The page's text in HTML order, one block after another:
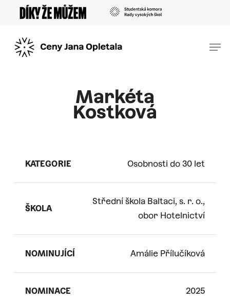
content
Markéta
Kostková
KATEGORIE Osobnosti do 30 let
ŠKOLA
Střední škola Baltaci, s. r. o.,
obor Hotelnictví
NOMINUJÍCÍ Amálie Přílučíková
NOMINACE 2025